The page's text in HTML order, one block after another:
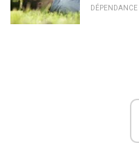
DÉPENDANCE